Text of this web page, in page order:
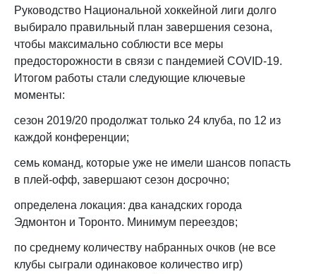
Руководство Национальной хоккейной лиги долго
выбирало правильный план завершения сезона,
чтобы максимально соблюсти все меры
предосторожности в связи с пандемией COVID-19.
Итогом работы стали следующие ключевые
моменты:
сезон 2019/20 продолжат только 24 клуба, по 12 из
каждой конференции;
семь команд, которые уже не имели шансов попасть
в плей-офф, завершают сезон досрочно;
определена локация: два канадских города
Эдмонтон и Торонто. Минимум переездов;
по среднему количеству набранных очков (не все
клубы сыграли одинаковое количество игр)